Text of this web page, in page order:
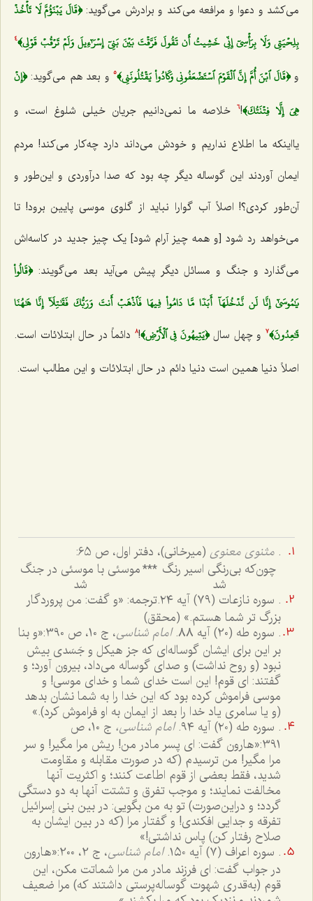
می‌کشد و دعوا و مرافعه می‌کند و برادرش می‌گوید:﴿قَالَ يَبۡنَؤُمَّ لَا تَأۡخُذۡ
بِلِحۡيَتِي وَلَا بِرَأۡسِيٓ إِنِّي خَشِيتُ أَن تَقُولَ فَرَّقۡتَ بَيۡنَ بَنِيٓ إِسۡرَٰٓءِيلَ وَلَمۡ تَرۡقُبۡ قَوۡلِي﴾4
و﴿قَالَ ٱبۡنَ أُمَّ إِنَّ ٱلۡقَوۡمَ ٱسۡتَضۡعَفُونِي وَكَادُواْ يَقۡتُلُونَنِي﴾5و بعد هم می‌گوید:﴿إِنۡ
هِيَ إِلَّا فِتۡنَتُكَ﴾!
6
خلاصه ما نمی‌دانیم جریان خیلی شلوغ است، و
یااینکه ما اطلاع نداریم و خودش می‌داند دارد چه‌کار می‌کند! مردم
ایمان آوردند این گوساله دیگر چه بود که صدا درآوردی و این‌طور و
آن‌طور کردی؟! اصلاً آب گوارا نباید از گلوی موسی پایین برود! تا
می‌خواهد رد شود [و همه چیز آرام شود] یک چیز جدید در کاسه‌اش
می‌گذارد و جنگ و مسائل دیگر پیش می‌آید بعد می‌گویند:﴿قَالُواْ
يَٰمُوسَىٰٓ إِنَّا لَن نَّدۡخُلَهَآ أَبَدٗا مَّا دَامُواْ فِيهَا فَٱذۡهَبۡ أَنتَ وَرَبُّكَ فَقَٰتِلَآ إِنَّا هَٰهُنَا
قَٰعِدُونَ﴾7و چهل سال﴿يَتِيهُونَ فِي ٱلۡأَرۡضِ﴾!
8
دائماً در حال ابتلائات است.
اصلاً دنیا همین است دنیا دائم در حال ابتلائات و این مطالب است.
. مثنوی معنوی (میرخانی)، دفتر اول، ص 65:
چون‌که بی‌رنگی اسیر رنگ
شد
***موسئی با موسئی در جنگ
شد
. سوره نازعات (٧٩) آیه ٢٤.
ترجمه: «و گفت: من پروردگار
بزرگ تر شما هستم.» (محقق)
. سوره طه (20) آیه 88.
امام شناسی، ج 10، ص 390:
«و بنا
بر این برای ایشان گوساله‌ای که جز هیکل و جَسَدی بیش
نبود (و روح نداشت) و صدای گوساله می‌داد، بیرون آورد؛ و
گفتند: ای قوم! این است خدای شما و خدای موسی! و
موسی فراموش کرده بود که این خدا را به شما نشان بدهد
(و یا سامری یاد خدا را بعد از ایمان به او فراموش کرد).»
. سوره طه (٢٠) آیه ٩٤.
امام شناسی،
ج 10، ص
391:«هارون گفت: ای پسر مادر من! ریش مرا مگیر! و سر
مرا مگیر! من ترسیدم (که در صورت مقابله و مقاومت
شدید، فقط بعضی از قوم اطاعت کنند؛ و اکثریت آنها
مخالفت نمایند؛ و موجب تفرق و تشتت آنها به دو دستگی
گردد؛ و دراین‌صورت) تو به من بگویی: در بین بنی إسرائیل
تفرقه و جدایی افکندی! و گفتار مرا (که در بین ایشان به
صلاح رفتار کن) پاس نداشتی!»
. سوره اعراف (٧) آیه ١٥٠.
امام شناسی، ج 2، 200:
«هارون
در جواب گفت: اى فرزند مادر من مرا شماتت مکن، این
قوم (به‌قدرى شهوت گوساله‌پرستى داشتند که) مرا ضعیف